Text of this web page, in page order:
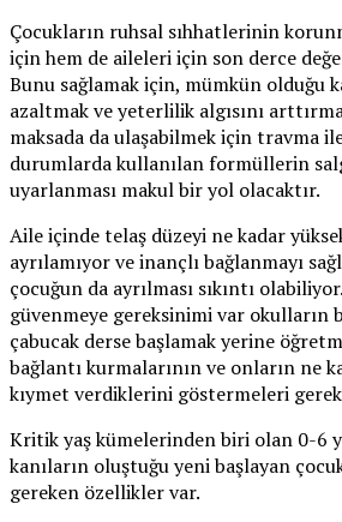
Çocukların ruhsal sıhhatlerinin
için hem de aileleri için son derce
Bunu sağlamak için, mümkün olduğu
azaltmak ve yeterlilik algısını
maksada da ulaşabilmek için travma
durumlarda kullanılan formüllerin
uyarlanması makul bir yol olacaktır.
Aile içinde telaş düzeyi ne kadar
ayrılamıyor ve inançlı bağlanmayı
çocuğun da ayrılması sıkıntı
güvenmeye gereksinimi var okulların
çabucak derse başlamak yerine
bağlantı kurmalarının ve onların ne
kıymet verdiklerini göstermeleri
Kritik yaş kümelerinden biri olan 0-6
kanıların oluştuğu yeni başlayan
gereken özellikler var.